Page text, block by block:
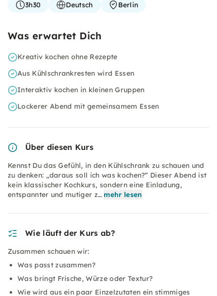
3h30 Deutsch Berlin
Was erwartet Dich
Kreativ kochen ohne Rezepte
Aus Kühlschrankresten wird Essen
Interaktiv kochen in kleinen Gruppen
Lockerer Abend mit gemeinsamem Essen
Über diesen Kurs
Kennst Du das Gefühl, in den Kühlschrank zu schauen und
zu denken: „daraus soll ich was kochen?“ Dieser Abend ist
kein klassischer Kochkurs, sondern eine Einladung,
entspannter und mutiger z… mehr lesen
Wie läuft der Kurs ab?
Zusammen schauen wir:
Was passt zusammen?
Was bringt Frische, Würze oder Textur?
Wie wird aus ein paar Einzelzutaten ein stimmiges